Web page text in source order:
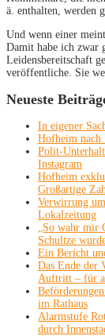
ä. enthalten, werden
Und wenn einer
Damit habe ich zwar
Leidensbereitschaft
veröffentliche. Sie
Neueste
In eigener
Hofheim nach
Polit-
Instagram
Hofheim
Großartige
Verwirrung
Lokalzeitung
„So wahr
Schultze
Ein Bericht
Das Ende der
Auftritt – für
im Rathaus
Alarmstufe
durch